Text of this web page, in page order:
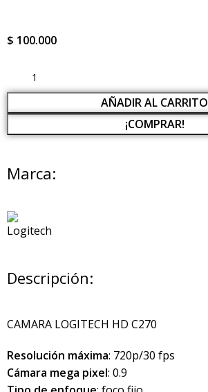
$ 100.000
AÑADIR AL CARRITO
¡COMPRAR!
Marca:
Descripción:
CAMARA LOGITECH HD C270
Resolución máxima: 720p/30 fps
Cámara mega pixel: 0.9